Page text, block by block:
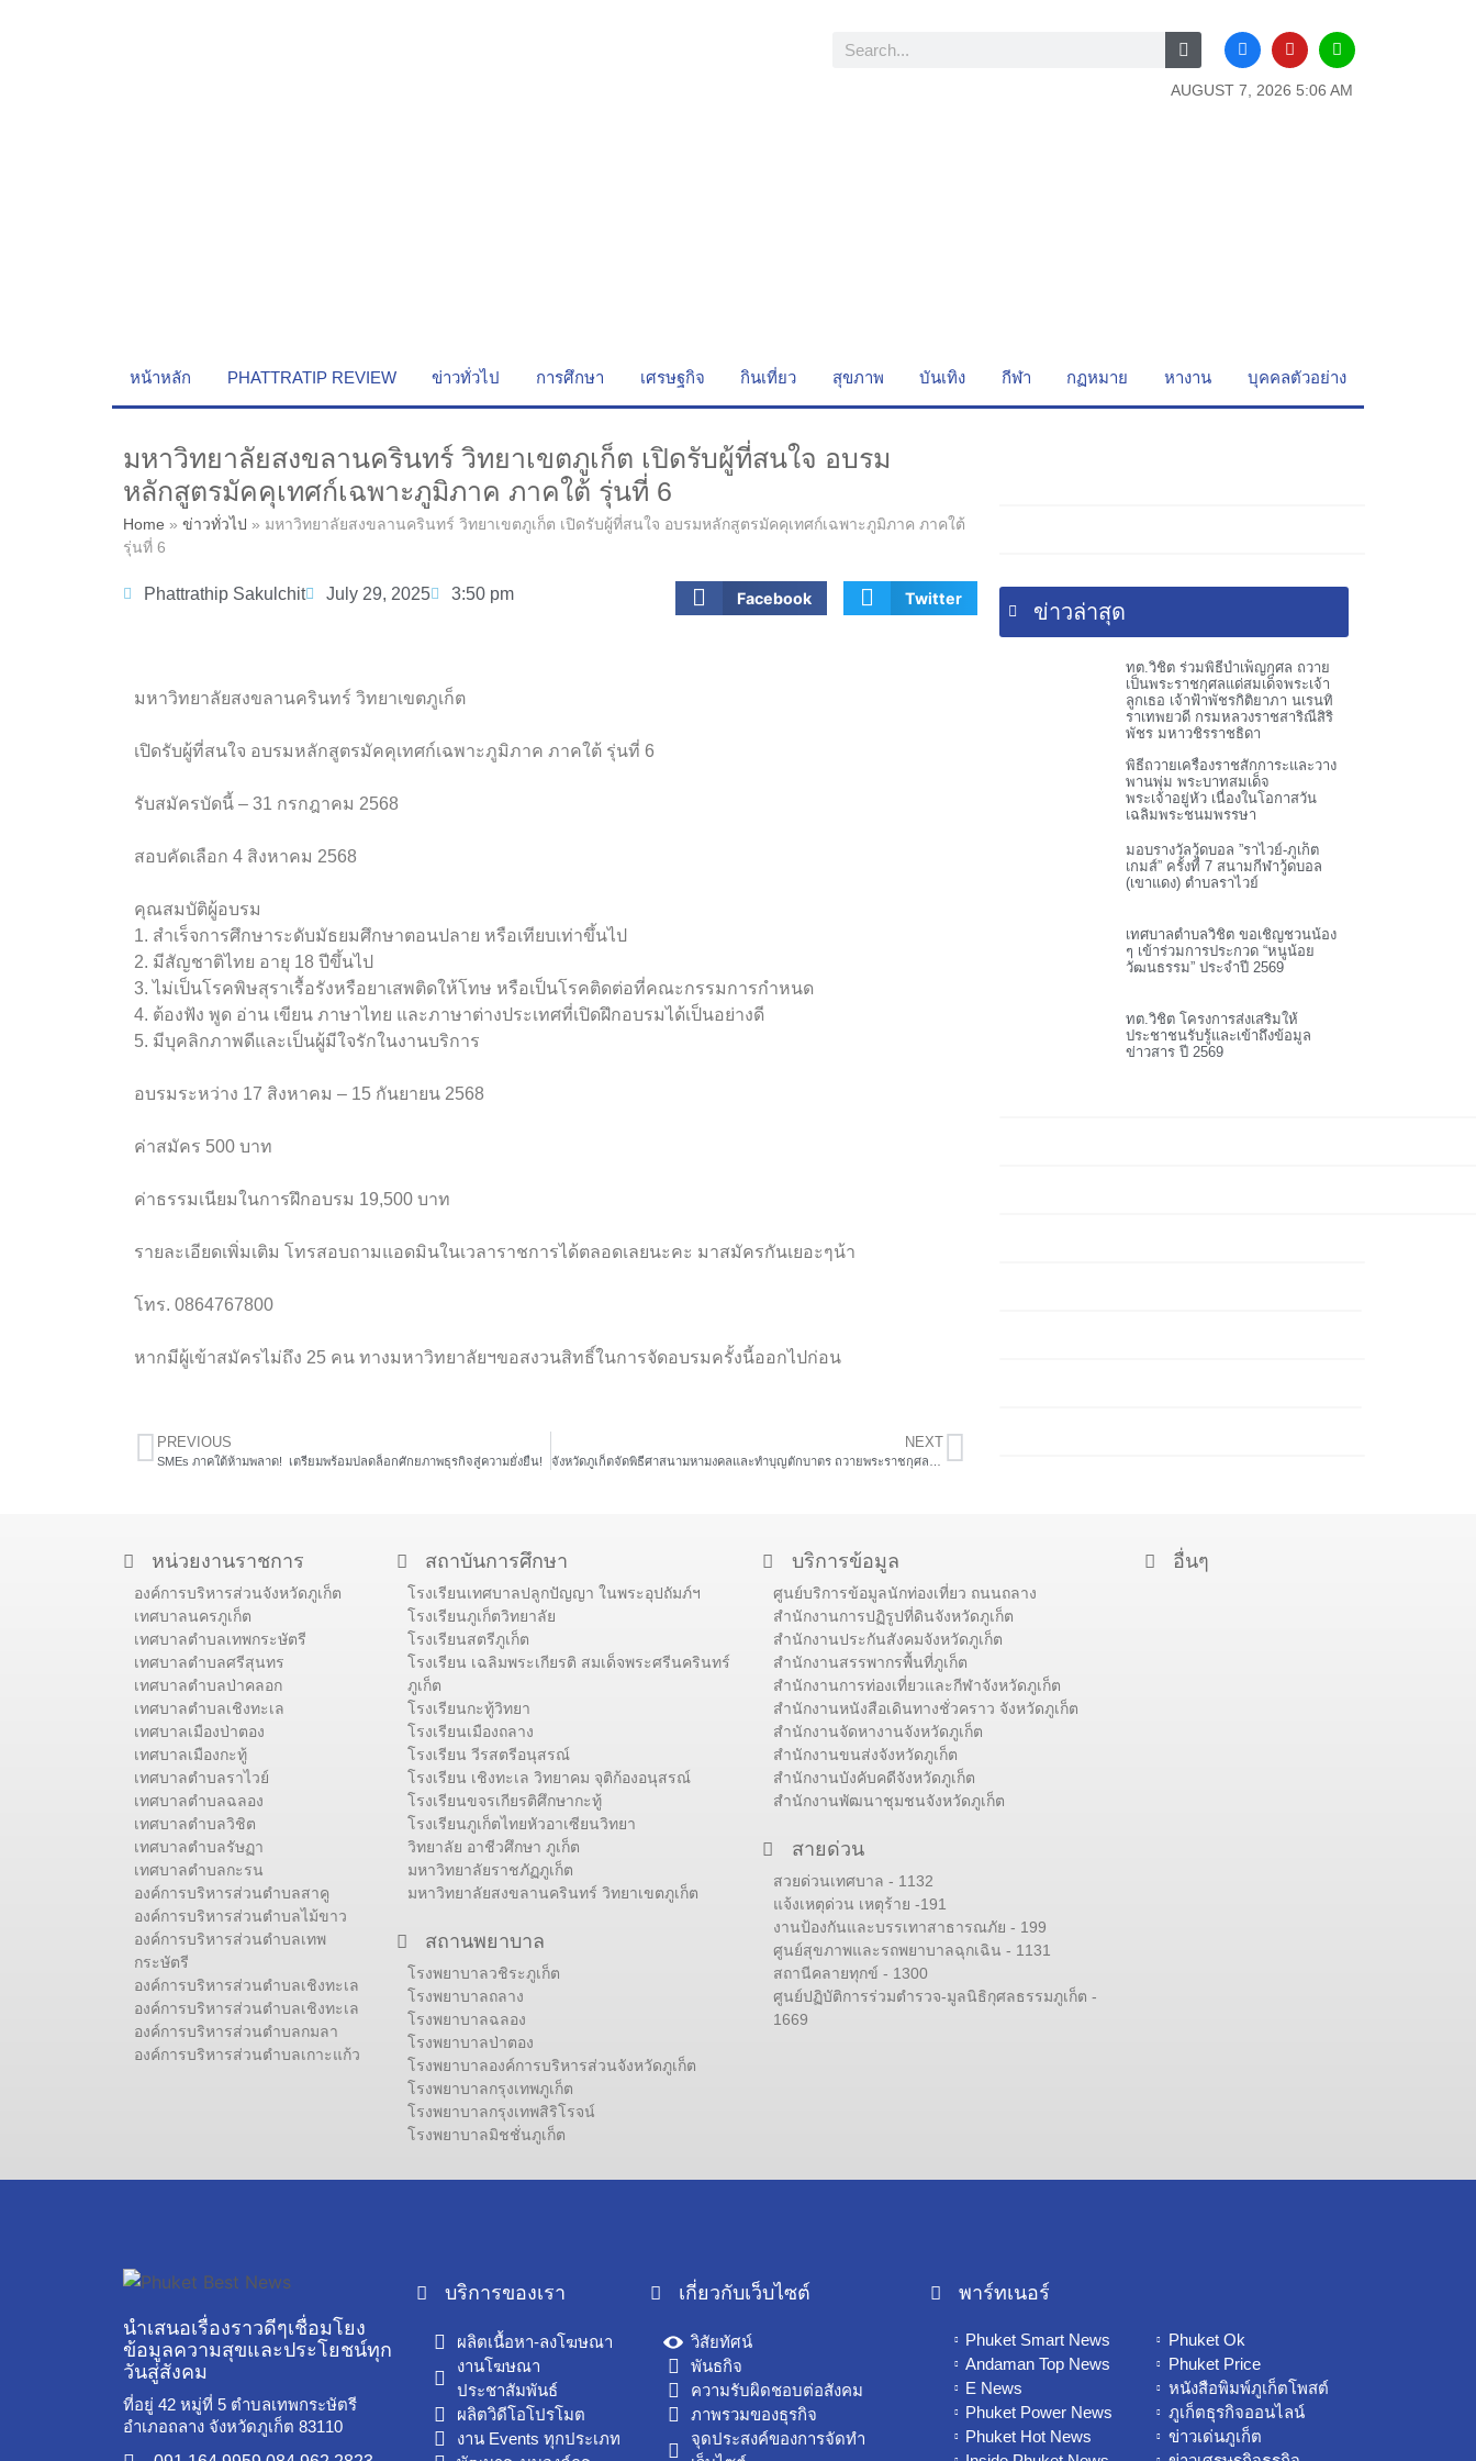
AUGUST 7, 2026 5:06 AM
หน้าหลัก PHATTRATIP REVIEW ข่าวทั่วไป การศึกษา เศรษฐกิจ กินเที่ยว สุขภาพ บันเทิง กีฬา กฏหมาย หางาน บุคคลตัวอย่าง
มหาวิทยาลัยสงขลานครินทร์ วิทยาเขตภูเก็ต เปิดรับผู้ที่สนใจ อบรม
หลักสูตรมัคคุเทศก์เฉพาะภูมิภาค ภาคใต้ รุ่นที่ 6
Home » ข่าวทั่วไป » มหาวิทยาลัยสงขลานครินทร์ วิทยาเขตภูเก็ต เปิดรับผู้ที่สนใจ อบรมหลักสูตรมัคคุเทศก์เฉพาะภูมิภาค ภาคใต้
รุ่นที่ 6
Phattrathip Sakulchit July 29, 2025 3:50 pm Facebook Twitter
มหาวิทยาลัยสงขลานครินทร์ วิทยาเขตภูเก็ต
เปิดรับผู้ที่สนใจ อบรมหลักสูตรมัคคุเทศก์เฉพาะภูมิภาค ภาคใต้ รุ่นที่ 6
รับสมัครบัดนี้ – 31 กรกฎาคม 2568
สอบคัดเลือก 4 สิงหาคม 2568
คุณสมบัติผู้อบรม
1. สำเร็จการศึกษาระดับมัธยมศึกษาตอนปลาย หรือเทียบเท่าขึ้นไป
2. มีสัญชาติไทย อายุ 18 ปีขึ้นไป
3. ไม่เป็นโรคพิษสุราเรื้อรังหรือยาเสพติดให้โทษ หรือเป็นโรคติดต่อที่คณะกรรมการกำหนด
4. ต้องฟัง พูด อ่าน เขียน ภาษาไทย และภาษาต่างประเทศที่เปิดฝึกอบรมได้เป็นอย่างดี
5. มีบุคลิกภาพดีและเป็นผู้มีใจรักในงานบริการ
อบรมระหว่าง 17 สิงหาคม – 15 กันยายน 2568
ค่าสมัคร 500 บาท
ค่าธรรมเนียมในการฝึกอบรม 19,500 บาท
รายละเอียดเพิ่มเติม โทรสอบถามแอดมินในเวลาราชการได้ตลอดเลยนะคะ มาสมัครกันเยอะๆน้า
โทร. 0864767800
หากมีผู้เข้าสมัครไม่ถึง 25 คน ทางมหาวิทยาลัยฯขอสงวนสิทธิ์ในการจัดอบรมครั้งนี้ออกไปก่อน
PREVIOUS
SMEs ภาคใต้ห้ามพลาด! เตรียมพร้อมปลดล็อกศักยภาพธุรกิจสู่ความยั่งยืน!
NEXT
ข่าวล่าสุด
ทต.วิชิต ร่วมพิธีบำเพ็ญกุศล ถวาย
เป็นพระราชกุศลแด่สมเด็จพระเจ้า
ลูกเธอ เจ้าฟ้าพัชรกิติยาภา นเรนทิ
ราเทพยวดี กรมหลวงราชสาริณีสิริ
พัชร มหาวชิรราชธิดา
พิธีถวายเครื่องราชสักการะและวาง
พานพุ่ม พระบาทสมเด็จ
พระเจ้าอยู่หัว เนื่องในโอกาสวัน
เฉลิมพระชนมพรรษา
มอบรางวัลวู้ดบอล ”ราไวย์-ภูเก็ต
เกมส์” ครั้งที่ 7 สนามกีฬาวู้ดบอล
(เขาแดง) ตำบลราไวย์
เทศบาลตำบลวิชิต ขอเชิญชวนน้อง
ๆ เข้าร่วมการประกวด “หนูน้อย
วัฒนธรรม” ประจำปี 2569
ทต.วิชิต โครงการส่งเสริมให้
ประชาชนรับรู้และเข้าถึงข้อมูล
ข่าวสาร ปี 2569
หน่วยงานราชการ
องค์การบริหารส่วนจังหวัดภูเก็ต
เทศบาลนครภูเก็ต
เทศบาลตำบลเทพกระษัตรี
เทศบาลตำบลศรีสุนทร
เทศบาลตำบลป่าคลอก
เทศบาลตำบลเชิงทะเล
เทศบาลเมืองป่าตอง
เทศบาลเมืองกะทู้
เทศบาลตำบลราไวย์
เทศบาลตำบลฉลอง
เทศบาลตำบลวิชิต
เทศบาลตำบลรัษฏา
เทศบาลตำบลกะรน
องค์การบริหารส่วนตำบลสาคู
องค์การบริหารส่วนตำบลไม้ขาว
องค์การบริหารส่วนตำบลเทพ
กระษัตรี
องค์การบริหารส่วนตำบลเชิงทะเล
องค์การบริหารส่วนตำบลเชิงทะเล
องค์การบริหารส่วนตำบลกมลา
องค์การบริหารส่วนตำบลเกาะแก้ว
สถาบันการศึกษา
โรงเรียนเทศบาลปลูกปัญญา ในพระอุปถัมภ์ฯ
โรงเรียนภูเก็ตวิทยาลัย
โรงเรียนสตรีภูเก็ต
โรงเรียน เฉลิมพระเกียรติ สมเด็จพระศรีนครินทร์
ภูเก็ต
โรงเรียนกะทู้วิทยา
โรงเรียนเมืองถลาง
โรงเรียน วีรสตรีอนุสรณ์
โรงเรียน เชิงทะเล วิทยาคม จุติก้องอนุสรณ์
โรงเรียนขจรเกียรติศึกษากะทู้
โรงเรียนภูเก็ตไทยหัวอาเซียนวิทยา
วิทยาลัย อาชีวศึกษา ภูเก็ต
มหาวิทยาลัยราชภัฏภูเก็ต
มหาวิทยาลัยสงขลานครินทร์ วิทยาเขตภูเก็ต
สถานพยาบาล
โรงพยาบาลวชิระภูเก็ต
โรงพยาบาลถลาง
โรงพยาบาลฉลอง
โรงพยาบาลป่าตอง
โรงพยาบาลองค์การบริหารส่วนจังหวัดภูเก็ต
โรงพยาบาลกรุงเทพภูเก็ต
โรงพยาบาลกรุงเทพสิริโรจน์
โรงพยาบาลมิชชั่นภูเก็ต
บริการข้อมูล
ศูนย์บริการข้อมูลนักท่องเที่ยว ถนนถลาง
สำนักงานการปฏิรูปที่ดินจังหวัดภูเก็ต
สำนักงานประกันสังคมจังหวัดภูเก็ต
สำนักงานสรรพากรพื้นที่ภูเก็ต
สำนักงานการท่องเที่ยวและกีฬาจังหวัดภูเก็ต
สำนักงานหนังสือเดินทางชั่วคราว จังหวัดภูเก็ต
สำนักงานจัดหางานจังหวัดภูเก็ต
สำนักงานขนส่งจังหวัดภูเก็ต
สำนักงานบังคับคดีจังหวัดภูเก็ต
สำนักงานพัฒนาชุมชนจังหวัดภูเก็ต
สายด่วน
สวยด่วนเทศบาล - 1132
แจ้งเหตุด่วน เหตุร้าย -191
งานป้องกันและบรรเทาสาธารณภัย - 199
ศูนย์สุขภาพและรถพยาบาลฉุกเฉิน - 1131
สถานีคลายทุกข์ - 1300
ศูนย์ปฏิบัติการร่วมตำรวจ-มูลนิธิกุศลธรรมภูเก็ต -
1669
อื่นๆ
นำเสนอเรื่องราวดีๆเชื่อมโยง
ข้อมูลความสุขและประโยชน์ทุก
วันสู่สังคม
ที่อยู่ 42 หมู่ที่ 5 ตำบลเทพกระษัตรี
อำเภอถลาง จังหวัดภูเก็ต 83110
บริการของเรา
ผลิตเนื้อหา-ลงโฆษณา
งานโฆษณา
ประชาสัมพันธ์
ผลิตวิดีโอโปรโมต
งาน Events ทุกประเภท
เกี่ยวกับเว็บไซต์
วิสัยทัศน์
พันธกิจ
ความรับผิดชอบต่อสังคม
ภาพรวมของธุรกิจ
จุดประสงค์ของการจัดทำ
พาร์ทเนอร์
Phuket Smart News
Andaman Top News
E News
Phuket Power News
Phuket Hot News
Phuket Ok
Phuket Price
หนังสือพิมพ์ภูเก็ตโพสต์
ภูเก็ตธุรกิจออนไลน์
ข่าวเด่นภูเก็ต